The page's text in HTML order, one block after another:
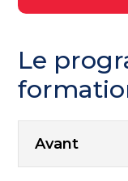
Le
Avant